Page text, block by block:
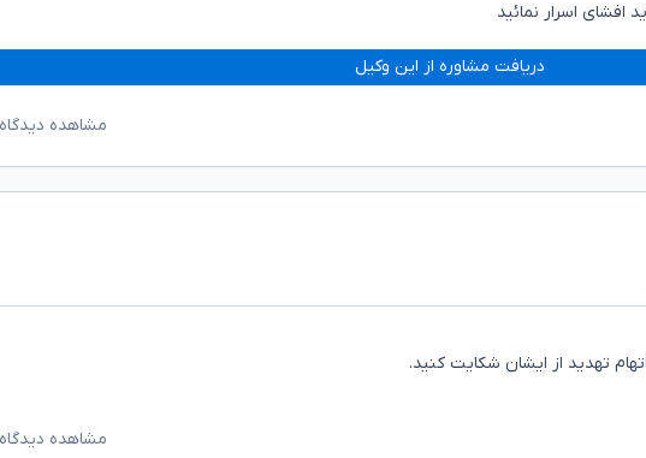
اسرار نمائید
دریافت مشاوره از این وکیل
مشاهده
تهدید از ایشان شکایت کنید.
مشاهده